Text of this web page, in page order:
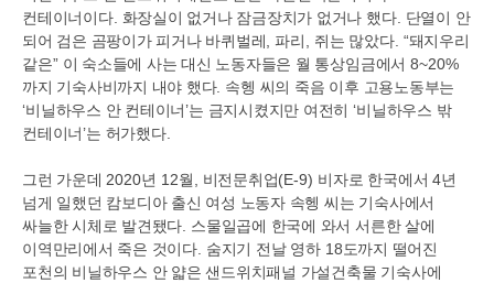
컨테이너이다. 화장실이 없거나 잠금장치가 없거나 했다. 단열이 안
되어 검은 곰팡이가 피거나 바퀴벌레,파리, 쥐는 많았다. “돼지우리
같은” 이 숙소들에 사는 대신 노동자들은 월 통상임금에서 8~20%
까지 기숙사비까지 내야 했다. 속헹 씨의 죽음 이후 고용노동부는
‘비닐하우스 안 컨테이너’는 금지시켰지만 여전히 ‘비닐하우스 밖
컨테이너’는 허가했다.
그런 가운데2020년 12월, 비전문취업(E-9) 비자로 한국에서4년
넘게 일했던 캄보디아 출신 여성 노동자 속헹 씨는 기숙사에서
싸늘한 시체로 발견됐다. 스물일곱에 한국에 와서 서른한 살에
이역만리에서 죽은 것이다. 숨지기 전날 영하 18도까지 떨어진
포천의 비닐하우스 안 얇은 샌드위치패널 가설건축물 기숙사에